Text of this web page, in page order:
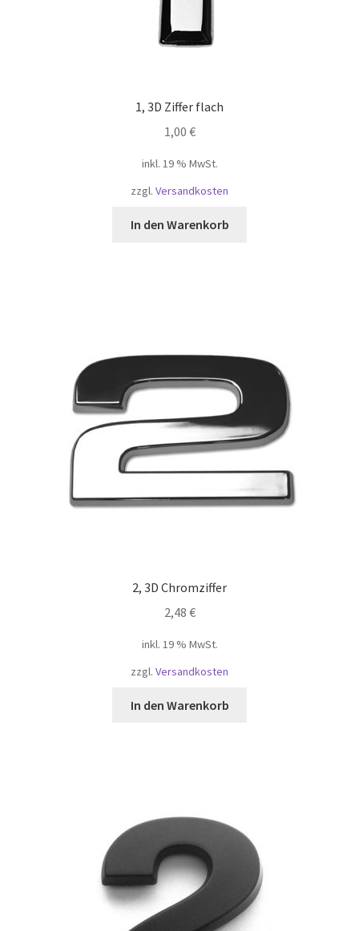
1, 3D Ziffer flach
1,00 €
inkl. 19 % MwSt.
zzgl. Versandkosten
In den Warenkorb
2, 3D Chromziffer
2,48 €
inkl. 19 % MwSt.
zzgl. Versandkosten
In den Warenkorb